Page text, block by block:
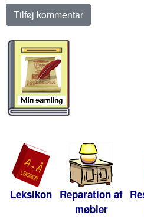
Leksikon Reparation af
møbler